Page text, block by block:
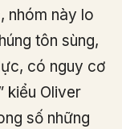
nhóm này lo
tôn sùng,
có nguy cơ
kiểu Oliver
số những